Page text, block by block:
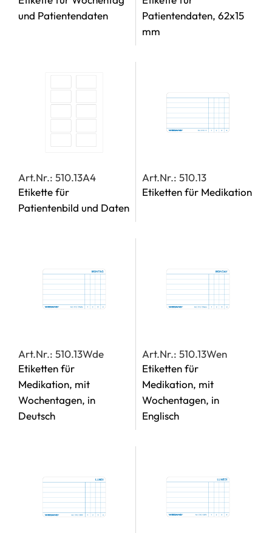
und Patientendaten
Patientendaten, 62x15
mm
Art.Nr.: 510.13A4
Etikette für
Patientenbild und Daten
Art.Nr.: 510.13
Etiketten für Medikation
Art.Nr.: 510.13Wde
Etiketten für
Medikation, mit
Wochentagen, in
Deutsch
Art.Nr.: 510.13Wen
Etiketten für
Medikation, mit
Wochentagen, in
Englisch